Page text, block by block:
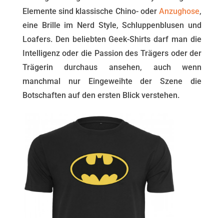
Elemente sind klassische Chino- oderAnzughose,
eine Brille im Nerd Style, Schluppenblusen und
Loafers. Den beliebten Geek-Shirts darf man die
Intelligenz oder die Passion des Trägers oder der
Trägerin durchaus ansehen, auch wenn
manchmal nur Eingeweihte der Szene die
Botschaften auf den ersten Blick verstehen.